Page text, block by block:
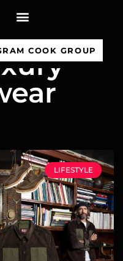
COOK GROUP
LIFESTYLE